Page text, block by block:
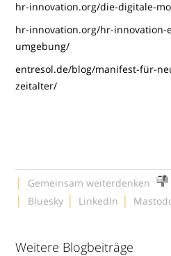
hr-innovation.org/die-digitale-
hr-innovation.org/hr-innovation-
umgebung/
entresol.de/blog/manifest-für-
zeitalter/
| Gemeinsam weiterdenken
| Bluesky | LinkedIn |
Weitere Blogbeiträge